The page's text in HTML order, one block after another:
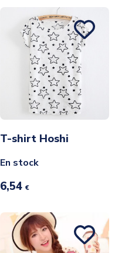
T-shirt Hoshi
En stock
6,54 €